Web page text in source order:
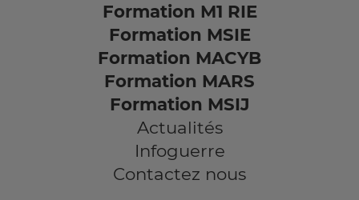
Formation M1 RIE
Formation MSIE
Formation MACYB
Formation MARS
Formation MSIJ
Actualités
Infoguerre
Contactez nous